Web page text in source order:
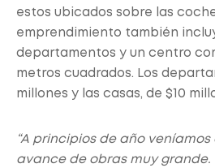
estos ubicados sobre las
emprendimiento también
departamentos y un centro
metros cuadrados. Los
millones y las casas, de $10
“A principios de año
avance de obras muy grande.